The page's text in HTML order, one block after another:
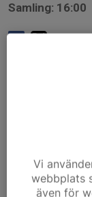
Samling: 16:00
Vi
webbplats
även för